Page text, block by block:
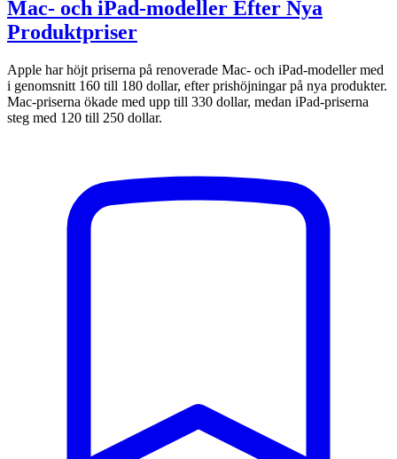
Mac- och iPad-modeller Efter Nya
Produktpriser
Apple har höjt priserna på renoverade Mac- och iPad-modeller med
i genomsnitt 160 till 180 dollar, efter prishöjningar på nya produkter.
Mac-priserna ökade med upp till 330 dollar, medan iPad-priserna
steg med 120 till 250 dollar.